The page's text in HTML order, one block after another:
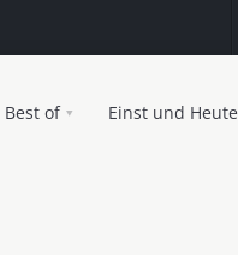
Best of Einst und Heute